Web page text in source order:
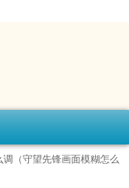
（守望先锋画面模糊怎么